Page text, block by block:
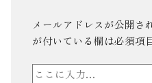
メールアドレスが公開さ
が付いている欄は必須項